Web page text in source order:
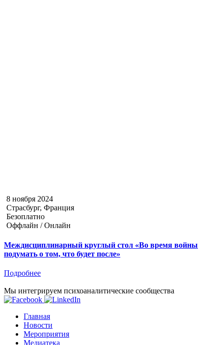
8 ноября 2024
Страсбург, Франция
Безоплатно
Оффлайн / Онлайн
Междисциплинарный круглый стол «Во время войны
подумать о том, что будет после»
Подробнее
Мы интегрируем психоаналитические сообщества
Главная
Новости
Мероприятия
Медиатека